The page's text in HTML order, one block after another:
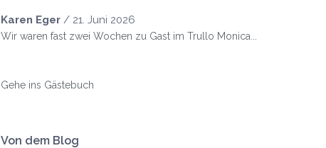
Karen Eger / 21. Juni 2026
Wir waren fast zwei Wochen zu Gast im Trullo Monica...
Gehe ins Gästebuch
Von dem Blog